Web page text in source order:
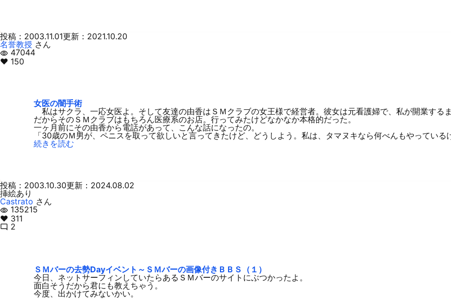
投稿：2003.11.01更新：2021.10.20
名誉教授 さん
visibility 47044
♥ 150
女医の闇手術
私はサクラ、一応女医よ。そして友達の由香はＳＭクラブの女王様で経営者。彼女は元看護婦で、私が開業する
だからそのＳＭクラブはもちろん医療系のお店。行ってみたけどなかなか本格的だった。
一ヶ月前にその由香から電話があって、こんな話になったの。
「30歳のＭ男が、ペニスを取って欲しいと言ってきたけど、どうしよう。私は、タマヌキなら何べんもやってい
続きを読む
投稿：2003.10.30更新：2024.08.02
挿絵あり
Castrato さん
visibility 135215
♥ 311
mode_comment 2
ＳＭバーの去勢Dayイベント～ＳＭバーの画像付きＢＢＳ（１）
今日、ネットサーフィンしていたらあるＳＭバーのサイトにぶつかったよ。
面白そうだから君にも教えちゃう。
今度、出かけてみないかい。